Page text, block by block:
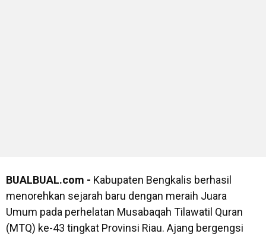
BUALBUAL.com - Kabupaten Bengkalis berhasil
menorehkan sejarah baru dengan meraih Juara
Umum pada perhelatan Musabaqah Tilawatil Quran
(MTQ) ke-43 tingkat Provinsi Riau. Ajang bergengsi